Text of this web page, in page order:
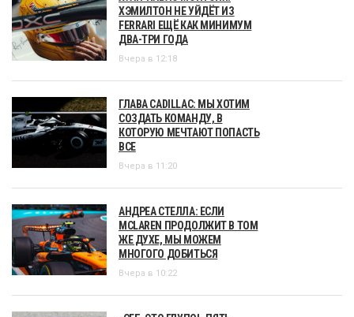
ХЭМИЛТОН НЕ УЙДЁТ ИЗ
FERRARI ЕЩЁ КАК МИНИМУМ
ДВА-ТРИ ГОДА
Вчера в 12:18
ГЛАВА CADILLAC: МЫ ХОТИМ
СОЗДАТЬ КОМАНДУ, В
КОТОРУЮ МЕЧТАЮТ ПОПАСТЬ
ВСЕ
Вчера в 11:20
АНДРЕА СТЕЛЛА: ЕСЛИ
MCLAREN ПРОДОЛЖИТ В ТОМ
ЖЕ ДУХЕ, МЫ МОЖЕМ
МНОГОГО ДОБИТЬСЯ
Вчера в 10:22